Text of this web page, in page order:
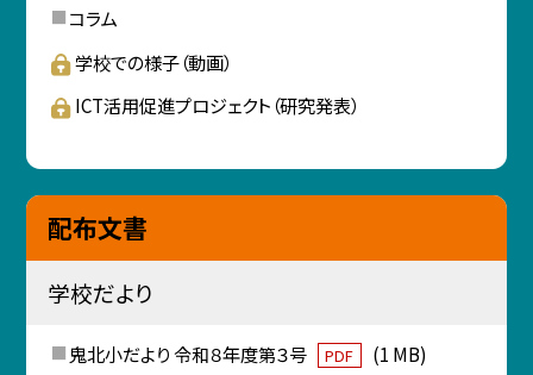
コラム
学校での様子（動画）
ICT活用促進プロジェクト（研究発表）
配布文書
学校だより
鬼北小だより 令和８年度第３号 PDF
(1 MB)